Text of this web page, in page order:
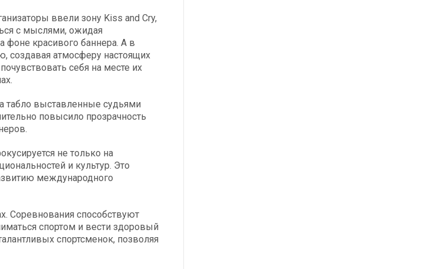
ввели зону Kiss and Сry,
с мыслями, ожидая
фоне красивого баннера. А в
создавая атмосферу настоящих
себя на месте их
табло выставленные судьями
повысило прозрачность
не только на
и культур. Это
международного
Соревнования способствуют
спортом и вести здоровый
спортсменок, позволяя